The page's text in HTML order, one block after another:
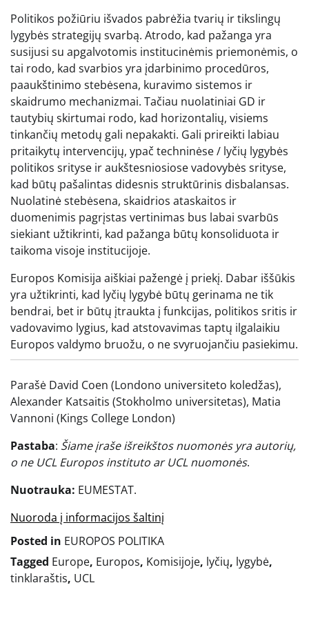
Politikos požiūriu išvados pabrėžia tvarių ir tikslingų
lygybės strategijų svarbą. Atrodo, kad pažanga yra
susijusi su apgalvotomis institucinėmis priemonėmis, o
tai rodo, kad svarbios yra įdarbinimo procedūros,
paaukštinimo stebėsena, kuravimo sistemos ir
skaidrumo mechanizmai. Tačiau nuolatiniai GD ir
tautybių skirtumai rodo, kad horizontalių, visiems
tinkančių metodų gali nepakakti. Gali prireikti labiau
pritaikytų intervencijų, ypač techninėse / lyčių lygybės
politikos srityse ir aukštesniosiose vadovybės srityse,
kad būtų pašalintas didesnis struktūrinis disbalansas.
Nuolatinė stebėsena, skaidrios ataskaitos ir
duomenimis pagrįstas vertinimas bus labai svarbūs
siekiant užtikrinti, kad pažanga būtų konsoliduota ir
taikoma visoje institucijoje.
Europos Komisija aiškiai pažengė į priekį. Dabar iššūkis
yra užtikrinti, kad lyčių lygybė būtų gerinama ne tik
bendrai, bet ir būtų įtraukta į funkcijas, politikos sritis ir
vadovavimo lygius, kad atstovavimas taptų ilgalaikiu
Europos valdymo bruožu, o ne svyruojančiu pasiekimu.
Parašė David Coen (Londono universiteto koledžas),
Alexander Katsaitis (Stokholmo universitetas), Matia
Vannoni (Kings College London)
Pastaba: Šiame įraše išreikštos nuomonės yra autorių,
o ne UCL Europos instituto ar UCL nuomonės.
Nuotrauka: EUMESTAT.
Nuoroda į informacijos šaltinį
Posted in EUROPOS POLITIKA
Tagged Europe, Europos, Komisijoje, lyčių, lygybė,
tinklaraštis, UCL